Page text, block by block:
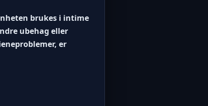
brukes i intime
ubehag eller
er